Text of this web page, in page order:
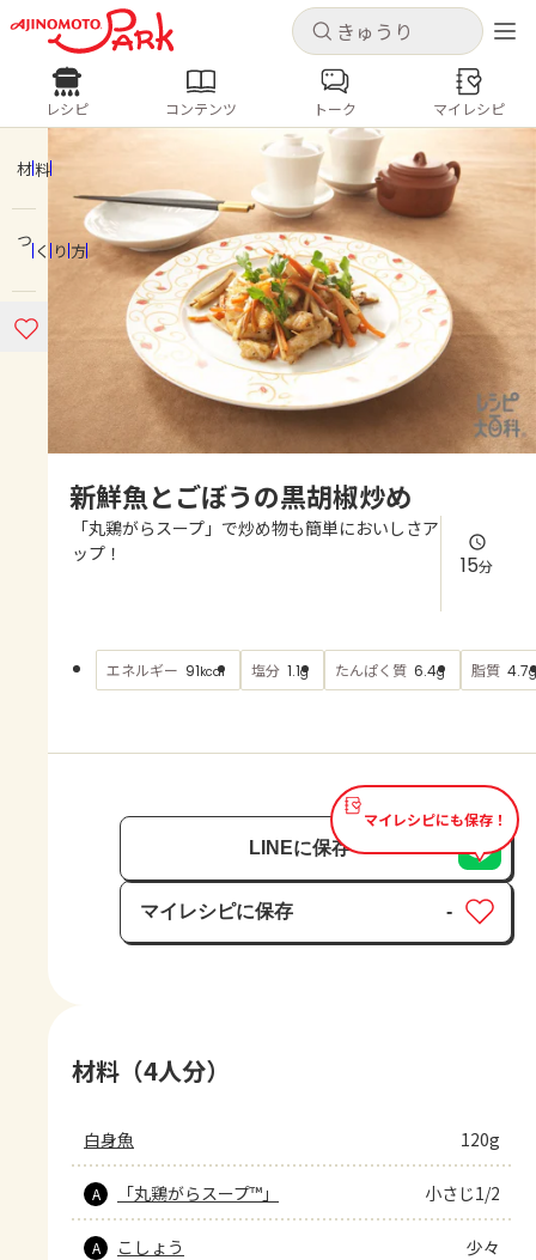
キャンセル
ログインするとレシピを保存できます
新規登録
ホーム
コンテンツ
レシピ
よくあるお問い合わせ
AJINOMOTO PARK とは
キャンセル
レシピ コンテンツ
人気の食材・レシピ
きゅうり なす トマト
とうもろこし
ピーマン
みょうが ゴーヤ
レシピ コンテンツ トーク マイレシピ
材料
つくり方
新鮮魚とごぼうの黒胡椒炒め
「丸鶏がらスープ」で炒め物も簡単においしさア
ップ！
15分
エネルギー 91kcal 塩分 1.1g たんぱく質 6.4g 脂質 4.7g
マイレシピにも保存！
LINEに保存
マイレシピに保存
保存済み
-
材料（4人分）
白身魚 120g
A 「丸鶏がらスープ™」 小さじ1/2
A こしょう 少々